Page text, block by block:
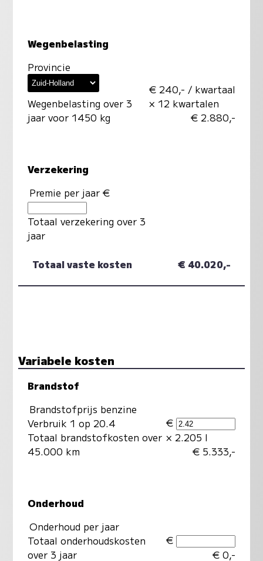
Wegenbelasting
Provincie
Wegenbelasting over 3
jaar voor 1450 kg
€ 240,- / kwartaal
× 12 kwartalen
€ 2.880,-
Verzekering
Premie per jaar €
Totaal verzekering over 3
jaar
Totaal vaste kosten € 40.020,-
Variabele kosten
Brandstof
Brandstofprijs benzine
Verbruik 1 op 20.4
Totaal brandstofkosten over
45.000 km
€
× 2.205 l
€ 5.333,-
Onderhoud
Onderhoud per jaar
Totaal onderhoudskosten
over 3 jaar
€
€ 0,-